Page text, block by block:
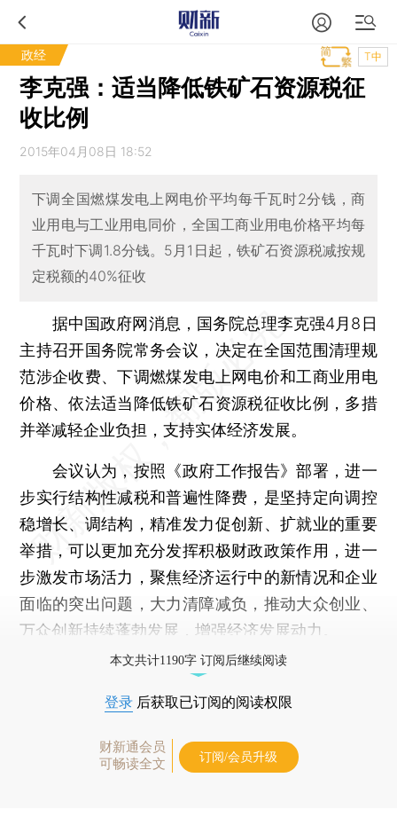
政经 T中
李克强：适当降低铁矿石资源税征
收比例
2015年04月08日 18:52
下调全国燃煤发电上网电价平均每千瓦时2分钱，商
业用电与工业用电同价，全国工商业用电价格平均每
千瓦时下调1.8分钱。5月1日起，铁矿石资源税减按规
定税额的40%征收
据中国政府网消息，国务院总理李克强4月8日
主持召开国务院常务会议，决定在全国范围清理规
范涉企收费、下调燃煤发电上网电价和工商业用电
价格、依法适当降低铁矿石资源税征收比例，多措
并举减轻企业负担，支持实体经济发展。
会议认为，按照《政府工作报告》部署，进一
步实行结构性减税和普遍性降费，是坚持定向调控
稳增长、调结构，精准发力促创新、扩就业的重要
举措，可以更加充分发挥积极财政政策作用，进一
步激发市场活力，聚焦经济运行中的新情况和企业
面临的突出问题，大力清障减负，推动大众创业、
万众创新持续蓬勃发展，增强经济发展动力。
本文共计1190字 订阅后继续阅读
登录 后获取已订阅的阅读权限
财新通会员
可畅读全文
订阅/会员升级